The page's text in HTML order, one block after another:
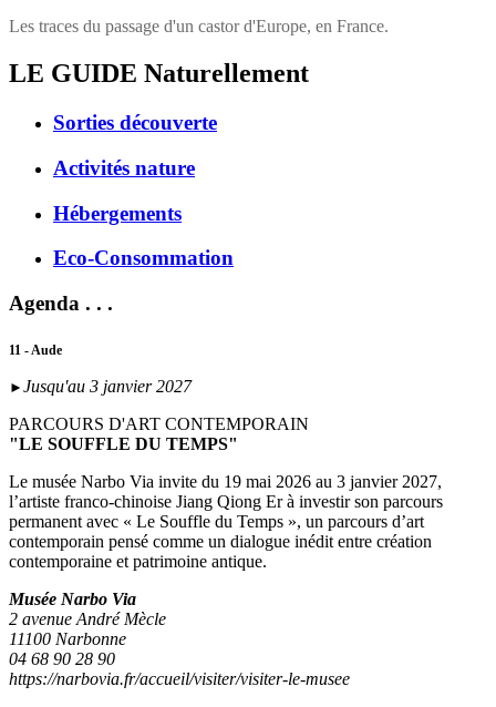
Les traces du passage d'un castor d'Europe, en France.
LE GUIDE Naturellement
Sorties découverte
Activités nature
Hébergements
Eco-Consommation
Agenda . . .
11 - Aude
► Jusqu'au 3 janvier 2027
PARCOURS D'ART CONTEMPORAIN
"LE SOUFFLE DU TEMPS"
Le musée Narbo Via invite du 19 mai 2026 au 3 janvier 2027,
l’artiste franco-chinoise Jiang Qiong Er à investir son parcours
permanent avec « Le Souffle du Temps », un parcours d’art
contemporain pensé comme un dialogue inédit entre création
contemporaine et patrimoine antique.
Musée Narbo Via
2 avenue André Mècle
11100 Narbonne
04 68 90 28 90
https://narbovia.fr/accueil/visiter/visiter-le-musee